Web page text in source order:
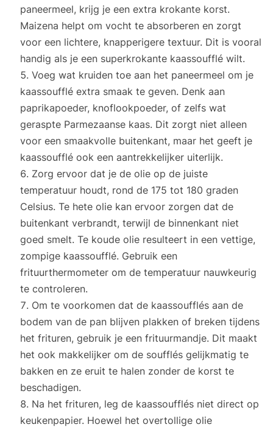
paneermeel, krijg je een extra krokante korst.
Maizena helpt om vocht te absorberen en zorgt
voor een lichtere, knapperigere textuur. Dit is vooral
handig als je een superkrokante kaassoufflé wilt.
Voeg wat kruiden toe aan het paneermeel om je
kaassoufflé extra smaak te geven. Denk aan
paprikapoeder, knoflookpoeder, of zelfs wat
geraspte Parmezaanse kaas. Dit zorgt niet alleen
voor een smaakvolle buitenkant, maar het geeft je
kaassoufflé ook een aantrekkelijker uiterlijk.
Zorg ervoor dat je de olie op de juiste
temperatuur houdt, rond de 175 tot 180 graden
Celsius. Te hete olie kan ervoor zorgen dat de
buitenkant verbrandt, terwijl de binnenkant niet
goed smelt. Te koude olie resulteert in een vettige,
zompige kaassoufflé. Gebruik een
frituurthermometer om de temperatuur nauwkeurig
te controleren.
Om te voorkomen dat de kaassoufflés aan de
bodem van de pan blijven plakken of breken tijdens
het frituren, gebruik je een frituurmandje. Dit maakt
het ook makkelijker om de soufflés gelijkmatig te
bakken en ze eruit te halen zonder de korst te
beschadigen.
Na het frituren, leg de kaassoufflés niet direct op
keukenpapier. Hoewel het overtollige olie